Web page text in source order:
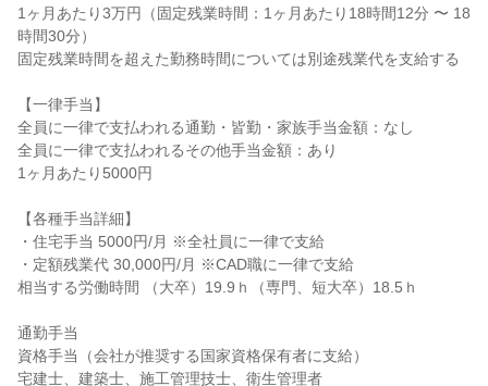
1ヶ月あたり3万円（固定残業時間：1ヶ月あたり18時間12分 〜 18
時間30分）
固定残業時間を超えた勤務時間については別途残業代を支給する
【一律手当】
全員に一律で支払われる通勤・皆勤・家族手当金額：なし
全員に一律で支払われるその他手当金額：あり
1ヶ月あたり5000円
【各種手当詳細】
・住宅手当 5000円/月 ※全社員に一律で支給
・定額残業代 30,000円/月 ※CAD職に一律で支給
相当する労働時間 （大卒）19.9ｈ（専門、短大卒）18.5ｈ
通勤手当
資格手当（会社が推奨する国家資格保有者に支給）
宅建士、建築士、施工管理技士、衛生管理者